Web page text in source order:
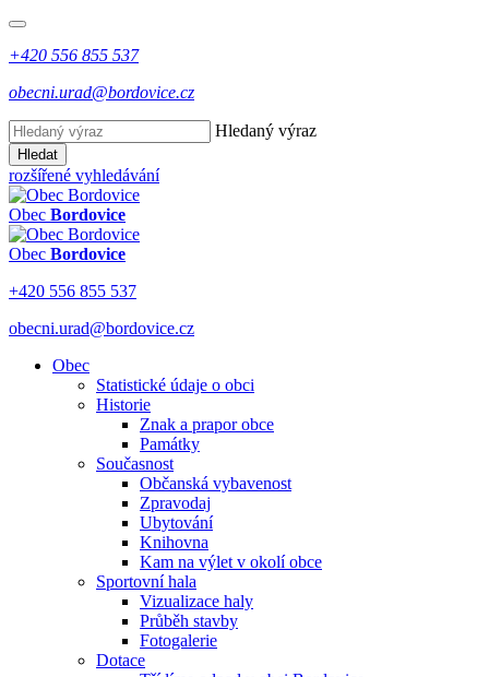
+420 556 855 537
obecni.urad@bordovice.cz
Hledaný výraz
Hledat
rozšířené vyhledávání
Obec Bordovice
Obec Bordovice
+420 556 855 537
obecni.urad@bordovice.cz
Obec
Statistické údaje o obci
Historie
Znak a prapor obce
Památky
Současnost
Občanská vybavenost
Zpravodaj
Ubytování
Knihovna
Kam na výlet v okolí obce
Sportovní hala
Vizualizace haly
Průběh stavby
Fotogalerie
Dotace